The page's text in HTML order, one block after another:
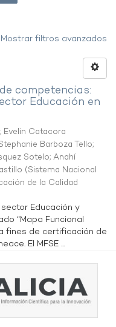
Mostrar filtros avanzados
competencias:
Educación en
; Evelin Catacora
Barboza Tello;
Sotelo; Anahí
(Sistema Nacional
de la Calidad
Educación y
“Mapa Funcional
fines de certificación de
El MFSE ...